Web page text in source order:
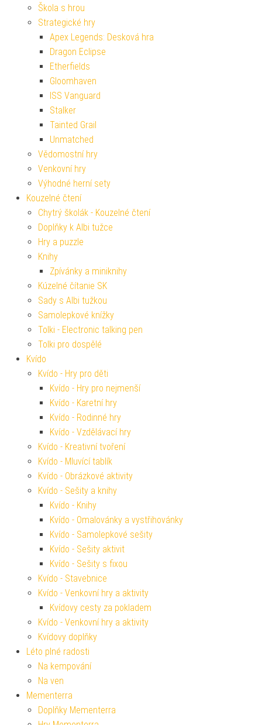
Škola s hrou
Strategické hry
Apex Legends: Desková hra
Dragon Eclipse
Etherfields
Gloomhaven
ISS Vanguard
Stalker
Tainted Grail
Unmatched
Vědomostní hry
Venkovní hry
Výhodné herní sety
Kouzelné čtení
Chytrý školák - Kouzelné čtení
Doplňky k Albi tužce
Hry a puzzle
Knihy
Zpívánky a miniknihy
Kúzelné čítanie SK
Sady s Albi tužkou
Samolepkové knížky
Tolki - Electronic talking pen
Tolki pro dospělé
Kvído
Kvído - Hry pro děti
Kvído - Hry pro nejmenší
Kvído - Karetní hry
Kvído - Rodinné hry
Kvído - Vzdělávací hry
Kvído - Kreativní tvoření
Kvído - Mluvící tablík
Kvído - Obrázkové aktivity
Kvído - Sešity a knihy
Kvído - Knihy
Kvído - Omalovánky a vystřihovánky
Kvído - Samolepkové sešity
Kvído - Sešity aktivit
Kvído - Sešity s fixou
Kvído - Stavebnice
Kvído - Venkovní hry a aktivity
Kvídovy cesty za pokladem
Kvído - Venkovní hry a aktivity
Kvídovy doplňky
Léto plné radosti
Na kempování
Na ven
Mementerra
Doplňky Mementerra